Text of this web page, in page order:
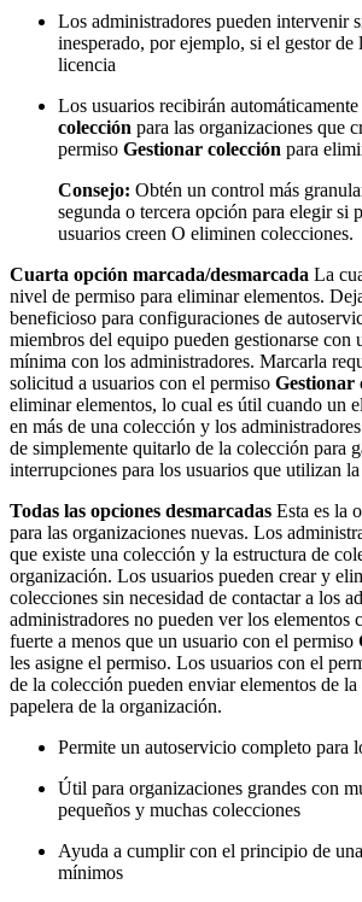
Los administradores pueden intervenir
inesperado, por ejemplo, si el gestor de
licencia
Los usuarios recibirán
colección para las organizaciones que
permiso Gestionar colección para
Consejo: Obtén un control más
segunda o tercera opción para elegir si
usuarios creen O eliminen colecciones.
Cuarta opción marcada/desmarcada La
nivel de permiso para eliminar elementos.
beneficioso para configuraciones de
miembros del equipo pueden gestionarse con
mínima con los administradores. Marcarla
solicitud a usuarios con el permiso Gestionar
eliminar elementos, lo cual es útil cuando un
en más de una colección y los
de simplemente quitarlo de la colección para
interrupciones para los usuarios que utilizan
Todas las opciones desmarcadas Esta es la
para las organizaciones nuevas. Los
que existe una colección y la estructura de
organización. Los usuarios pueden crear y
colecciones sin necesidad de contactar a los
administradores no pueden ver los elementos
fuerte a menos que un usuario con el permiso
les asigne el permiso. Los usuarios con el
de la colección pueden enviar elementos de
papelera de la organización.
Permite un autoservicio completo para
Útil para organizaciones grandes con
pequeños y muchas colecciones
Ayuda a cumplir con el principio de
mínimos